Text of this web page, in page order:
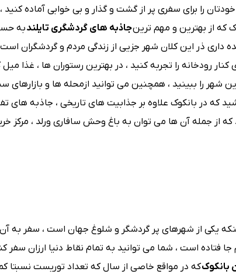
را برای سفری پر از گشت و گذار و بی خوابی آماده
که از بهترین و مهم ترینجاذبه های گردشگری تایلندبه
داری ذر این کلان شهر جزیی از زندگی مردم و گردشگران
کنار رودخانه را تجربه کنید ، در بهترین رستوران ها ، غذا
شهر را ببینید ، همچنین می توانید ازمحله ها و
که در بانکوک علاوه بر جذابیت های تاریخی ، جاذبه های
از جمله آن ها می توان به باغ وحش سافاری ورلد ، مرکز
یکی از شهرهای پر گردشگر و شلوغ جهان است ، سفر به
است ، شما می توانید به تمام نقاط دنیا ارزان سفر
بانکوککه در مواقع خاصی از سال که تعداد توریست نسبتا